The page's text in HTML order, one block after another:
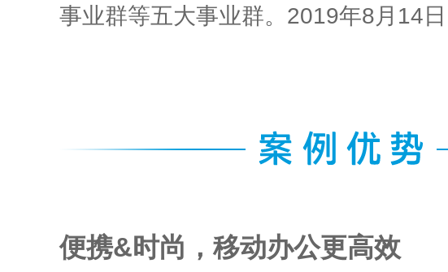
事业群等五大事业群。2019年8月14
便携&时尚，移动办公更高效